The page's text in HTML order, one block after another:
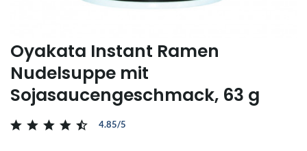
Oyakata Instant Ramen
Nudelsuppe mit
Sojasaucengeschmack, 63 g
4.85/5